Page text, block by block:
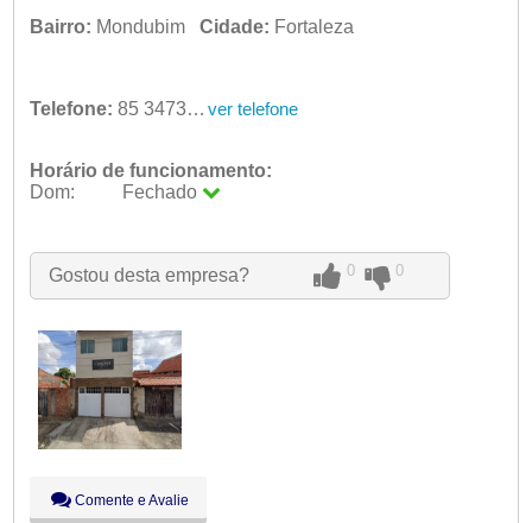
Bairro: Mondubim Cidade: Fortaleza
Telefone: 85 3473-4530 ver telefone
Horário de funcionamento:
Dom:
Fechado
Qua:
09:00 - 18:00
Qui:
09:00 - 18:00
Sáb:
Fechado
Dom:
Fechado
Gostou desta empresa? 0 0
Comente e Avalie